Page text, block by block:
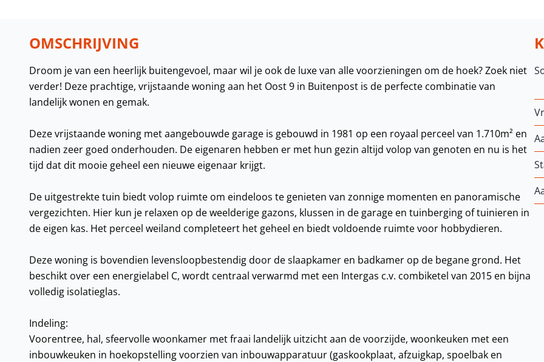
OMSCHRIJVING
Droom je van een heerlijk buitengevoel, maar wil je ook de luxe van alle voorzieningen om de hoek? Zoek niet
verder! Deze prachtige, vrijstaande woning aan het Oost 9 in Buitenpost is de perfecte combinatie van
landelijk wonen en gemak.
Deze vrijstaande woning met aangebouwde garage is gebouwd in 1981 op een royaal perceel van 1.710m² en
nadien zeer goed onderhouden. De eigenaren hebben er met hun gezin altijd volop van genoten en nu is het
tijd dat dit mooie geheel een nieuwe eigenaar krijgt.
De uitgestrekte tuin biedt volop ruimte om eindeloos te genieten van zonnige momenten en panoramische
vergezichten. Hier kun je relaxen op de weelderige gazons, klussen in de garage en tuinberging of tuinieren in
de eigen kas. Het perceel weiland completeert het geheel en biedt voldoende ruimte voor hobbydieren.
Deze woning is bovendien levensloopbestendig door de slaapkamer en badkamer op de begane grond. Het
beschikt over een energielabel C, wordt centraal verwarmd met een Intergas c.v. combiketel van 2015 en bijna
volledig isolatieglas.
Indeling:
Voorentree, hal, sfeervolle woonkamer met fraai landelijk uitzicht aan de voorzijde, woonkeuken met een
inbouwkeuken in hoekopstelling voorzien van inbouwapparatuur (gaskookplaat, afzuigkap, spoelbak en